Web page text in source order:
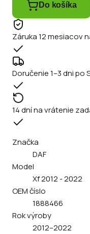
Do košíka
Záruka 12 mesiacov
Doručenie 1–3 dni po
14 dní na vrátenie
Značka
DAF
Model
Xf 2012 - 2022
OEM číslo
1888466
Rok výroby
2012–2022